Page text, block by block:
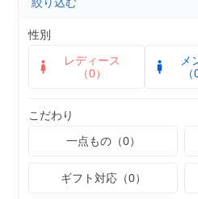
性別
レディース
（0）
メ
（
こだわり
一点もの（0）
ギフト対応（0）